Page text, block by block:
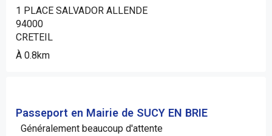
1 PLACE SALVADOR ALLENDE
94000
CRETEIL
À 0.8km
Passeport en Mairie de SUCY EN BRIE
Généralement beaucoup d'attente